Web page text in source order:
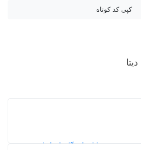
کپی کد کوتاه
نقشه شیپ فایل دانشگاه‌های ایران